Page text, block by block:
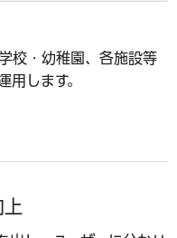
校・幼稚園、各施設等
用します。